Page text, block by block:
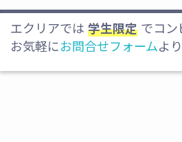
エクリアでは 学生限定 でコン
お気軽にお問合せフォームよ